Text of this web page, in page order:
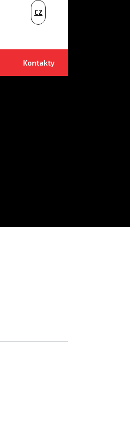
CZ
Kontakty